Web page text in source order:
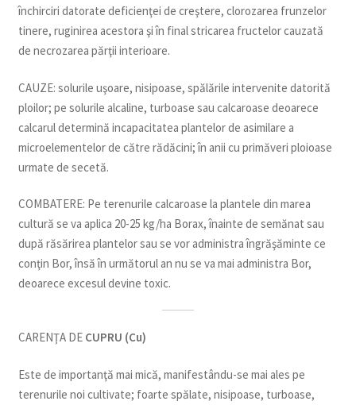
închirciri datorate deficienţei de creştere, clorozarea frunzelor
tinere, ruginirea acestora şi în final stricarea fructelor cauzată
de necrozarea părţii interioare.
CAUZE: solurile uşoare, nisipoase, spălările intervenite datorită
ploilor; pe solurile alcaline, turboase sau calcaroase deoarece
calcarul determină incapacitatea plantelor de asimilare a
microelementelor de către rădăcini; în anii cu primăveri ploioase
urmate de secetă.
COMBATERE: Pe terenurile calcaroase la plantele din marea
cultură se va aplica 20-25 kg/ha Borax, înainte de semănat sau
după răsărirea plantelor sau se vor administra îngrăşăminte ce
conţin Bor, însă în următorul an nu se va mai administra Bor,
deoarece excesul devine toxic.
CARENŢA DE CUPRU (Cu)
Este de importanţă mai mică, manifestându-se mai ales pe
terenurile noi cultivate; foarte spălate, nisipoase, turboase,